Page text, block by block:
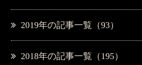
2019年の記事一覧（93）
2018年の記事一覧（195）